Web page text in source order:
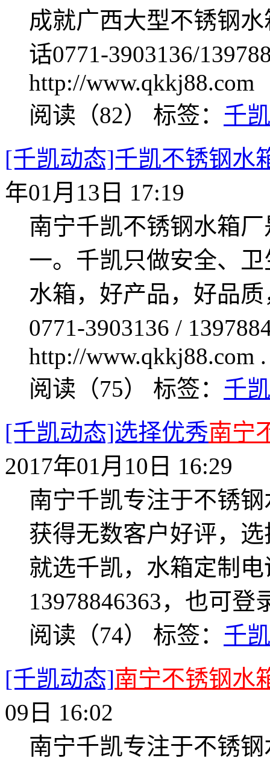
成就广西大型不锈钢
话0771-3903136/
http://www.qkkj88.com
阅读（82） 标签： 千
[千凯动态]千凯不锈钢水
年01月13日 17:19
南宁千凯不锈钢水箱
一。千凯只做安全、
水箱，好产品，好品
0771-3903136 /
http://www.qkkj88.com .
阅读（75） 标签： 千
[千凯动态]选择优秀南宁
2017年01月10日 16:29
南宁千凯专注于不锈
获得无数客户好评，
就选千凯，水箱定制电
13978846363，也可登
阅读（74） 标签： 千
[千凯动态]南宁不锈钢水
09日 16:02
南宁千凯专注于不锈